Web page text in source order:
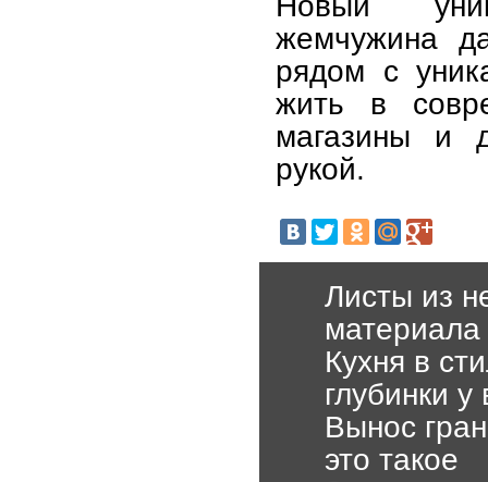
жемчужина
рядом с
жить в
магазины и
рукой.
Листы из
материала
Кухня в
глубинки
Вынос
это такое